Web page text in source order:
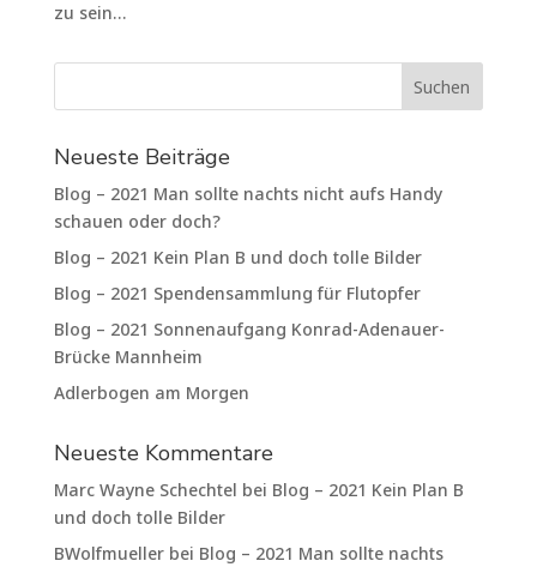
zu sein…
Neueste Beiträge
Blog – 2021 Man sollte nachts nicht aufs Handy
schauen oder doch?
Blog – 2021 Kein Plan B und doch tolle Bilder
Blog – 2021 Spendensammlung für Flutopfer
Blog – 2021 Sonnenaufgang Konrad-Adenauer-
Brücke Mannheim
Adlerbogen am Morgen
Neueste Kommentare
Marc Wayne Schechtel bei Blog – 2021 Kein Plan B
und doch tolle Bilder
BWolfmuellerbei Blog – 2021 Man sollte nachts